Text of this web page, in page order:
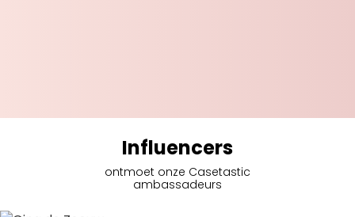
Influencers
ontmoet onze Casetastic
ambassadeurs